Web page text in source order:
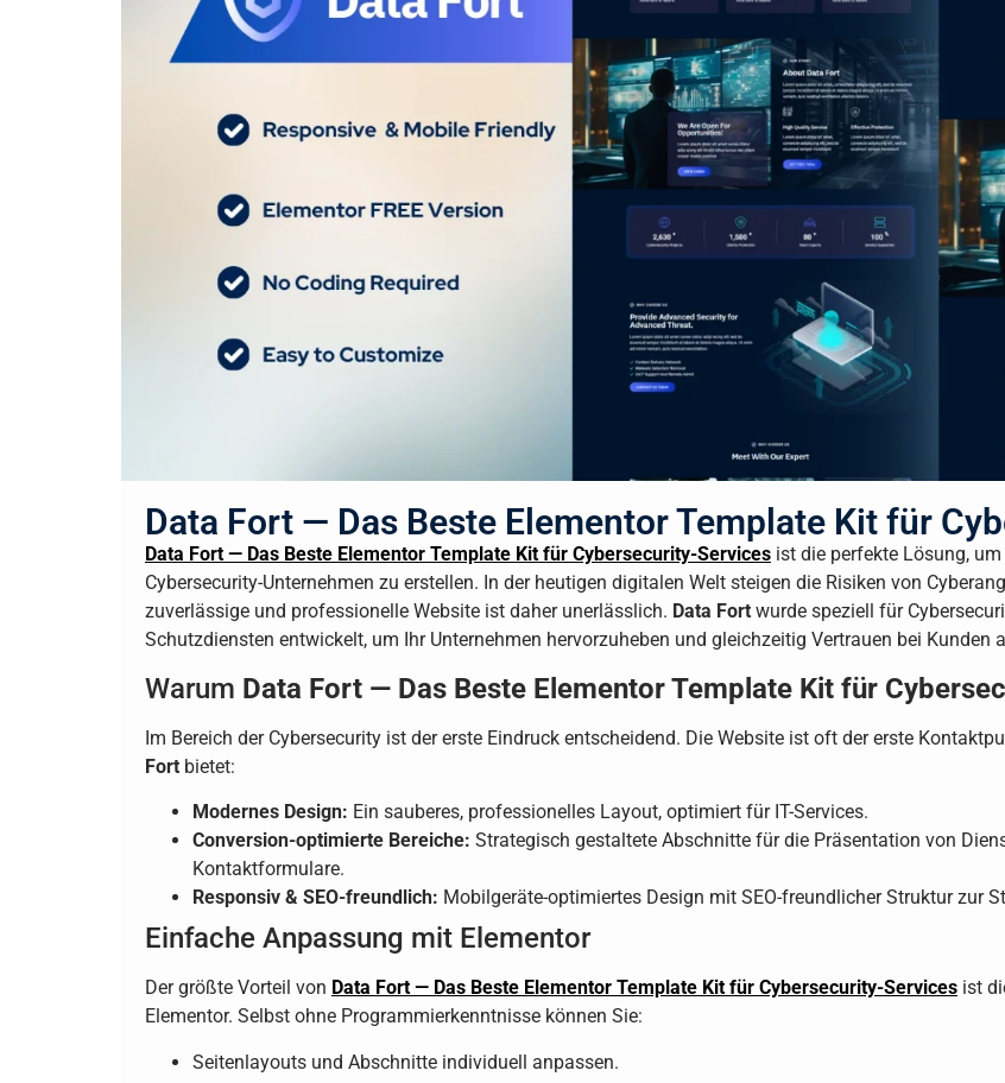
Data Fort — Das Beste Elementor Template Kit für
Data Fort — Das Beste Elementor Template Kit für Cybersecurity-Services ist die perfekte Lösung,
Cybersecurity-Unternehmen zu erstellen. In der heutigen digitalen Welt steigen die Risiken von
zuverlässige und professionelle Website ist daher unerlässlich. Data Fort wurde speziell für
Schutzdiensten entwickelt, um Ihr Unternehmen hervorzuheben und gleichzeitig Vertrauen bei Kunden
Warum Data Fort — Das Beste Elementor Template Kit für
Im Bereich der Cybersecurity ist der erste Eindruck entscheidend. Die Website ist oft der erste
Fort bietet:
Modernes Design: Ein sauberes, professionelles Layout, optimiert für IT-Services.
Conversion-optimierte Bereiche: Strategisch gestaltete Abschnitte für die Präsentation von
Kontaktformulare.
Responsiv & SEO-freundlich: Mobilgeräte-optimiertes Design mit SEO-freundlicher Struktur zur
Einfache Anpassung mit Elementor
Der größte Vorteil von Data Fort — Das Beste Elementor Template Kit für Cybersecurity-Services ist
Elementor. Selbst ohne Programmierkenntnisse können Sie:
Seitenlayouts und Abschnitte individuell anpassen.